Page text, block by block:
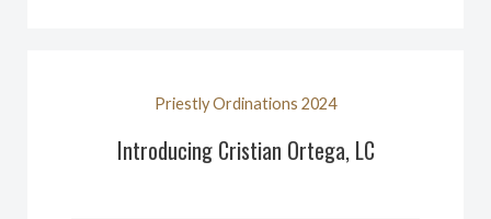
Priestly Ordinations 2024
Introducing Cristian Ortega, LC